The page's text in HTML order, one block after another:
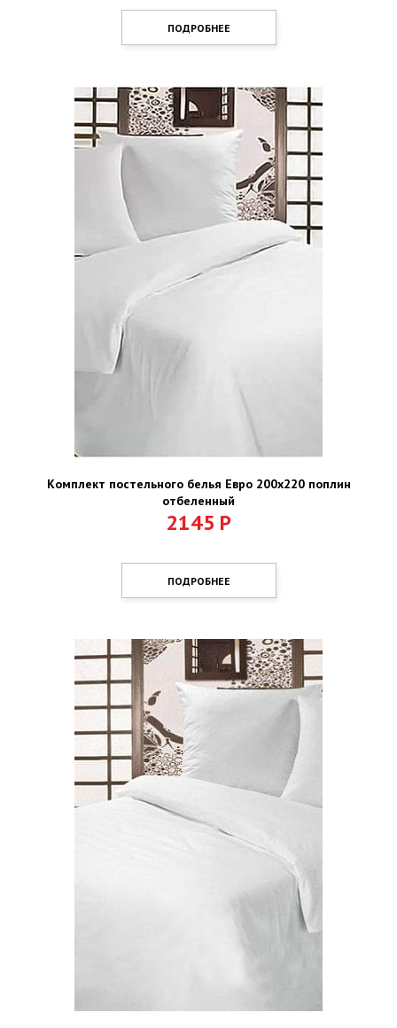
ПОДРОБНЕЕ
Комплект постельного белья Евро 200х220 поплин
отбеленный
2145 Р
ПОДРОБНЕЕ